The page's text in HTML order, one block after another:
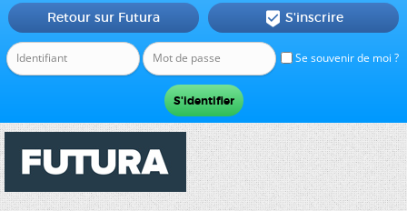
Se souvenir de moi ?
Retour sur Futura  S'inscrire